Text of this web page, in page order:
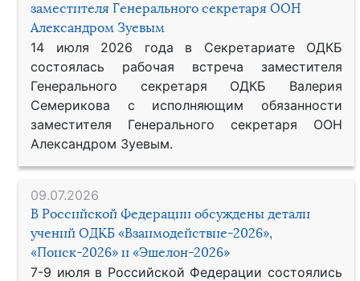
заместителя Генерального секретаря ООН
Александром Зуевым
14 июля 2026 года в Секретариате ОДКБ
состоялась рабочая встреча заместителя
Генерального секретаря ОДКБ Валерия
Семерикова с исполняющим обязанности
заместителя Генерального секретаря ООН
Александром Зуевым.
09.07.2026
В Российской Федерации обсуждены детали
учений ОДКБ «Взаимодействие-2026»,
«Поиск-2026» и «Эшелон-2026»
7-9 июля в Российской Федерации состоялись